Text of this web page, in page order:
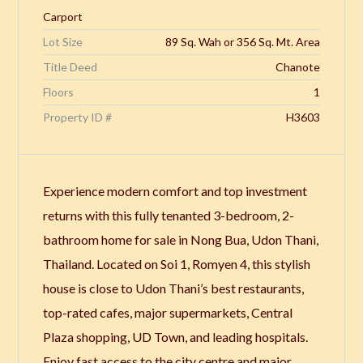
Carport
Lot Size
89 Sq. Wah or 356 Sq. Mt. Area
Title Deed
Chanote
Floors
1
Property ID #
H3603
Experience modern comfort and top investment
returns with this fully tenanted 3-bedroom, 2-
bathroom home for sale in Nong Bua, Udon Thani,
Thailand. Located on Soi 1, Romyen 4, this stylish
house is close to Udon Thani’s best restaurants,
top-rated cafes, major supermarkets, Central
Plaza shopping, UD Town, and leading hospitals.